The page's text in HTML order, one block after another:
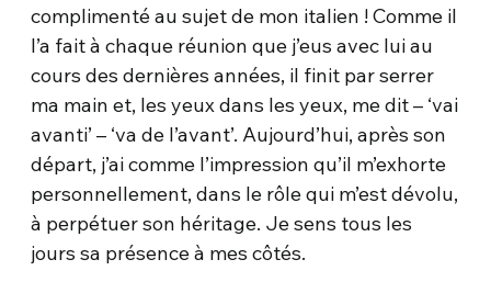
complimenté au sujet de mon italien ! Comme il
l’a fait à chaque réunion que j’eus avec lui au
cours des dernières années, il finit par serrer
ma main et, les yeux dans les yeux, me dit – ‘vai
avanti’ – ‘va de l’avant’. Aujourd’hui, après son
départ, j’ai comme l’impression qu’il m’exhorte
personnellement, dans le rôle qui m’est dévolu,
à perpétuer son héritage. Je sens tous les
jours sa présence à mes côtés.